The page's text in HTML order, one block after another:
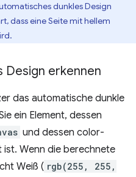
dunkles Design
dass eine Seite mit hellem
Design erkennen
das automatische dunkle
ein Element, dessen
und dessen color-
ist. Wenn die berechnete
Weiß ( rgb(255, 255,